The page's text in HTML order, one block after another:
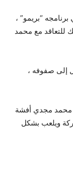
“بريمو” ،
للتعاقد مع محمد
إلى صفوفه ،
محمد مجدي أفشة
ويلعب بشكل